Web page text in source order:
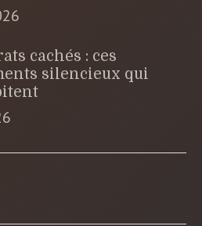
cachés : ces
silencieux qui